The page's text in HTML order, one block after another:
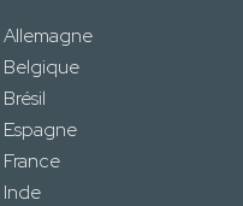
Allemagne
Belgique
Brésil
Espagne
France
Inde